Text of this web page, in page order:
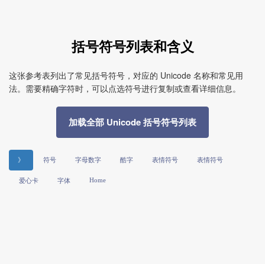
括号符号列表和含义
这张参考表列出了常见括号符号，对应的 Unicode 名称和常见用
法。需要精确字符时，可以点选符号进行复制或查看详细信息。
加载全部 Unicode 括号符号列表
》 符号 字母数字 酷字 表情符号 表情符号
爱心卡 字体 Home